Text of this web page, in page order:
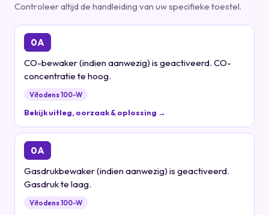
Controleer altijd de handleiding van uw specifieke toestel.
0A
CO-bewaker (indien aanwezig) is geactiveerd. CO-
concentratie te hoog.
Vitodens 100-W
Bekijk uitleg, oorzaak & oplossing →
0A
Gasdrukbewaker (indien aanwezig) is geactiveerd.
Gasdruk te laag.
Vitodens 100-W